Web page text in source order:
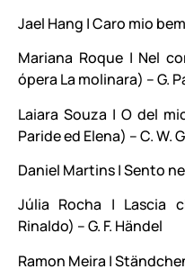
Jael Hang | Caro mio
Mariana Roque | Nel
ópera La molinara) – G.
Laiara Souza | O del
Paride ed Elena) – C. W.
Daniel Martins | Sento
Júlia Rocha | Lascia
Rinaldo) – G. F. Händel
Ramon Meira |